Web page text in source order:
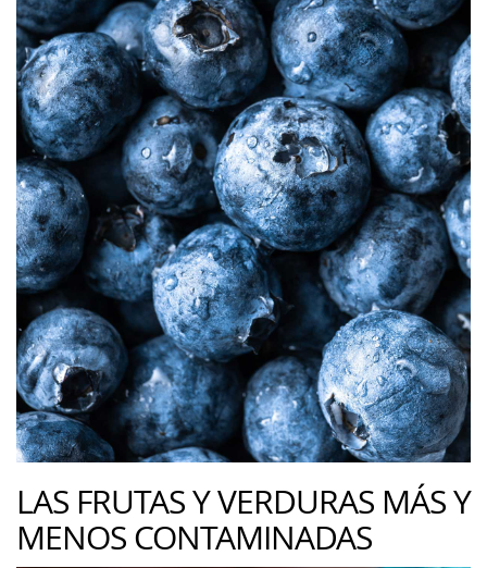
LAS FRUTAS Y VERDURAS MÁS Y
MENOS CONTAMINADAS